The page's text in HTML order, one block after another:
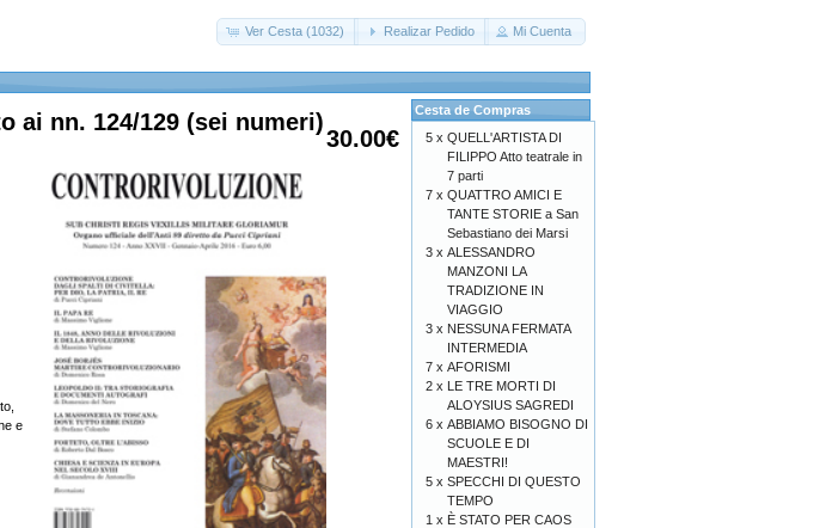
Ver Cesta (1032) Realizar Pedido Mi Cuenta
30.00€
ai nn. 124/129 (sei numeri)
e
Cesta de Compras
5 x QUELL'ARTISTA DI
FILIPPO Atto teatrale in
7 parti
7 x QUATTRO AMICI E
TANTE STORIE a San
Sebastiano dei Marsi
3 x ALESSANDRO
MANZONI LA
TRADIZIONE IN
VIAGGIO
3 x NESSUNA FERMATA
INTERMEDIA
7 x AFORISMI
2 x LE TRE MORTI DI
ALOYSIUS SAGREDI
6 x ABBIAMO BISOGNO DI
SCUOLE E DI
MAESTRI!
5 x SPECCHI DI QUESTO
TEMPO
1 x È STATO PER CAOS